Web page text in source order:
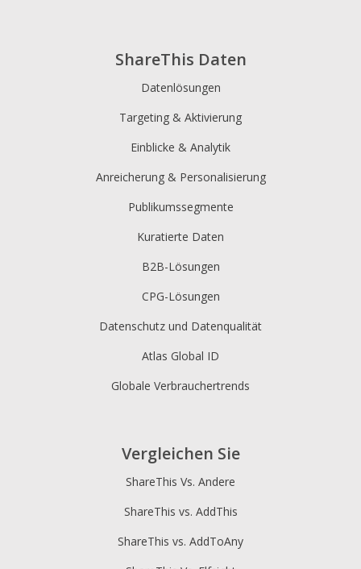
ShareThis Daten
Datenlösungen
Targeting & Aktivierung
Einblicke & Analytik
Anreicherung & Personalisierung
Publikumssegmente
Kuratierte Daten
B2B-Lösungen
CPG-Lösungen
Datenschutz und Datenqualität
Atlas Global ID
Globale Verbrauchertrends
Vergleichen Sie
ShareThis Vs. Andere
ShareThis vs. AddThis
ShareThis vs. AddToAny